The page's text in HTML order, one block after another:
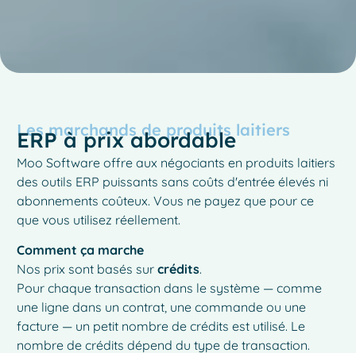
Les marchands de produits laitiers
ERP à prix abordable
Moo Software offre aux négociants en produits laitiers
des outils ERP puissants sans coûts d'entrée élevés ni
abonnements coûteux. Vous ne payez que pour ce
que vous utilisez réellement.
Comment ça marche
Nos prix sont basés surcrédits.
Pour chaque transaction dans le système — comme
une ligne dans un contrat, une commande ou une
facture — un petit nombre de crédits est utilisé. Le
nombre de crédits dépend du type de transaction.